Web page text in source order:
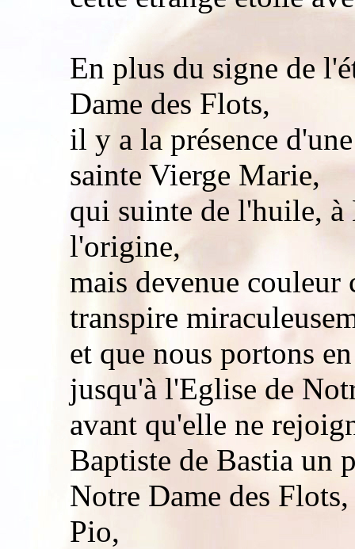
En plus du signe de
Dame des Flots,
il y a la présence
sainte Vierge Marie,
qui suinte de l'huile,
l'origine,
mais devenue
transpire
et que nous portons
jusqu'à l'Eglise de
avant qu'elle ne
Baptiste de Bastia un
Notre Dame des
Pio,